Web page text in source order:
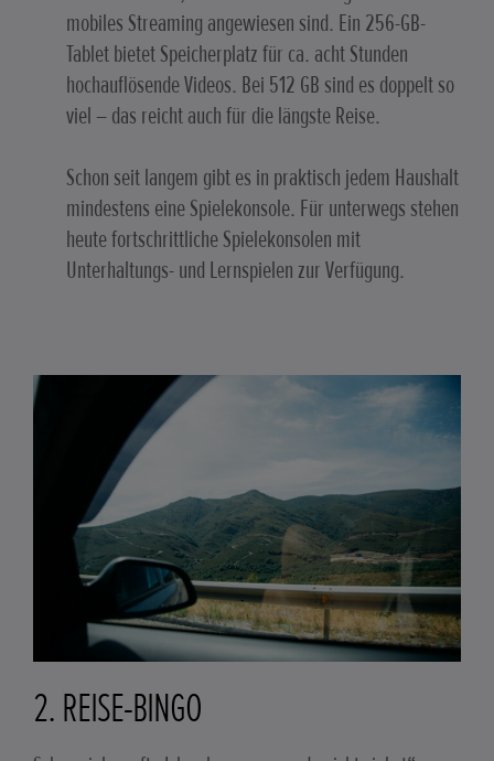
mobiles Streaming angewiesen sind. Ein 256-GB-
Tablet bietet Speicherplatz für ca. acht Stunden
hochauflösende Videos. Bei 512 GB sind es doppelt so
viel – das reicht auch für die längste Reise.
Schon seit langem gibt es in praktisch jedem Haushalt
mindestens eine Spielekonsole. Für unterwegs stehen
heute fortschrittliche Spielekonsolen mit
Unterhaltungs- und Lernspielen zur Verfügung.
2. REISE-BINGO